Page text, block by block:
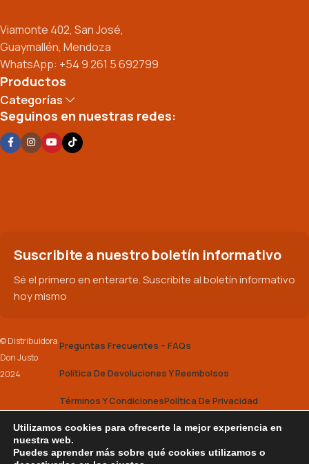
Viamonte 402, San José,
Guaymallén, Mendoza
WhatsApp: +54 9 261 5 692799
Productos
Categorías
Seguinos en nuestras redes:
Suscribite a nuestro boletín informativo
Sé el primero en enterarte. Suscribite al boletín informativo
hoy mismo
© Distribuidora
Don Justo
2024
Preguntas Frecuentes – FAQs
Política De Devoluciones Y Reembolsos
Términos Y CondicionesPolítica De Privacidad
2025 Don Justo | Powered by Tenacity
Utilizamos cookies para ofrecerte la mejor experiencia en
nuestra web.
Puedes aprender más sobre qué cookies utilizamos o